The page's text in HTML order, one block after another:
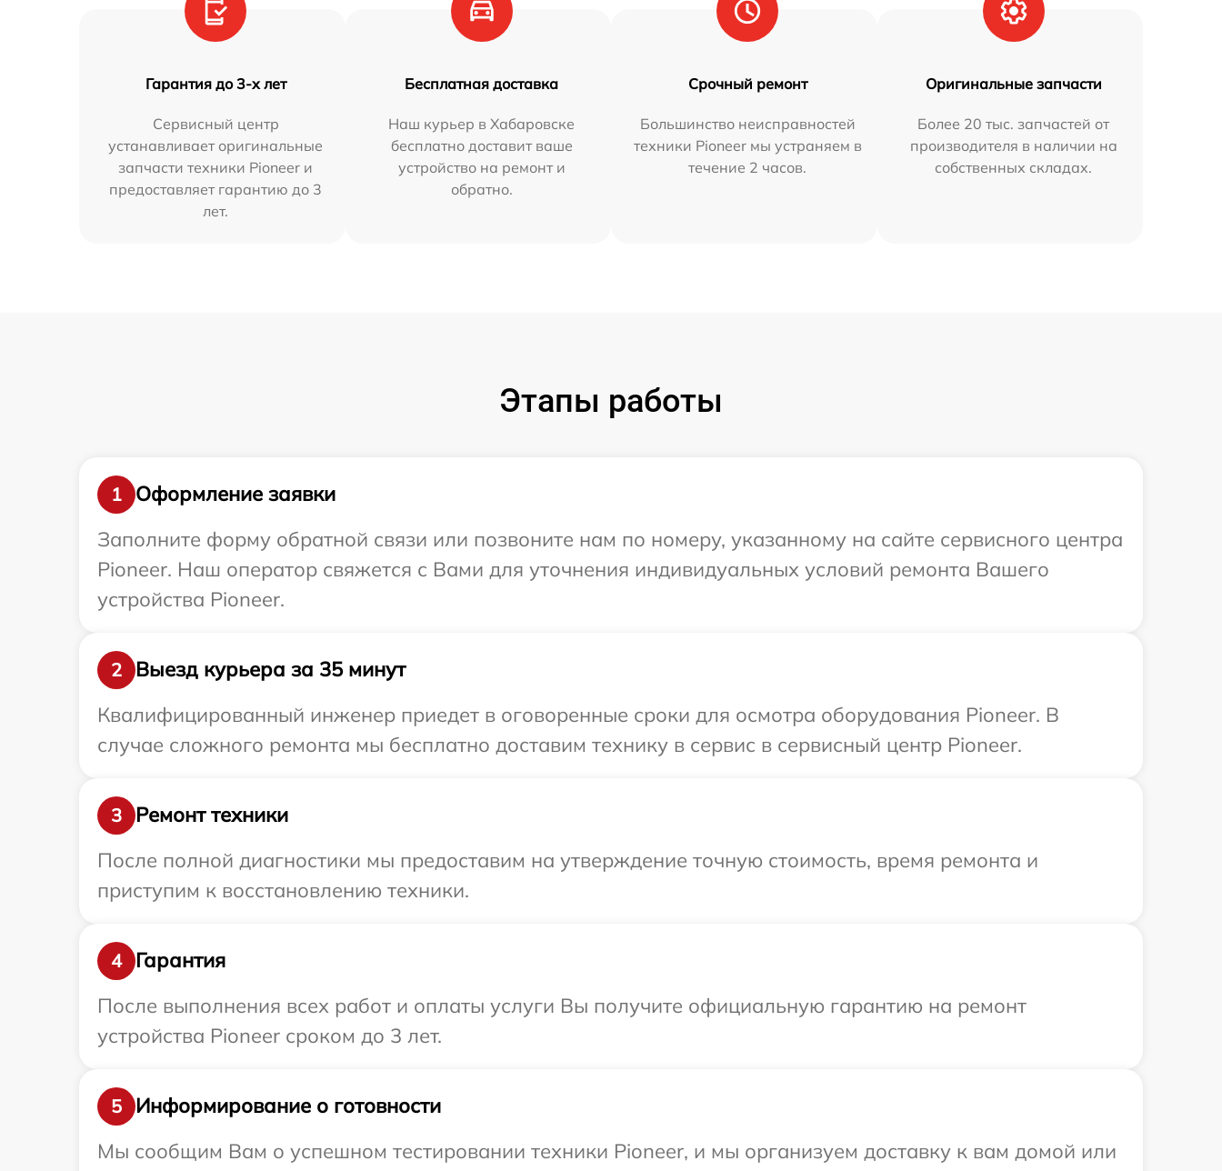
Гарантия до 3-х лет
Сервисный центр
устанавливает оригинальные
запчасти техники Pioneer и
предоставляет гарантию до 3
лет.
Бесплатная доставка
Наш курьер в Хабаровске
бесплатно доставит ваше
устройство на ремонт и
обратно.
Срочный ремонт
Большинство неисправностей
техники Pioneer мы устраняем в
течение 2 часов.
Оригинальные запчасти
Более 20 тыс. запчастей от
производителя в наличии на
собственных складах.
Этапы работы
1
Оформление заявки
Заполните форму обратной связи или позвоните нам по номеру, указанному на сайте сервисного центра
Pioneer. Наш оператор свяжется с Вами для уточнения индивидуальных условий ремонта Вашего
устройства Pioneer.
2
Выезд курьера за 35 минут
Квалифицированный инженер приедет в оговоренные сроки для осмотра оборудования Pioneer. В
случае сложного ремонта мы бесплатно доставим технику в сервис в сервисный центр Pioneer.
3
Ремонт техники
После полной диагностики мы предоставим на утверждение точную стоимость, время ремонта и
приступим к восстановлению техники.
4
Гарантия
После выполнения всех работ и оплаты услуги Вы получите официальную гарантию на ремонт
устройства Pioneer сроком до 3 лет.
5
Информирование о готовности
Мы сообщим Вам о успешном тестировании техники Pioneer, и мы организуем доставку к вам домой или